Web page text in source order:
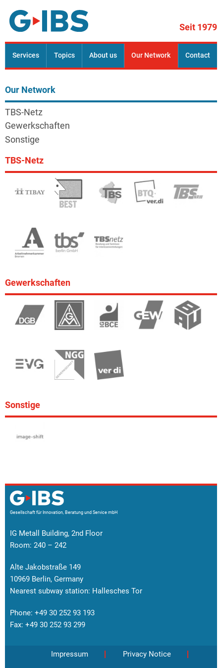
Seit 1979
G.IBS mbH
Wir beraten Betriebs- und Personalräte
Services Topics About us Our Network Contact
Our Network
TBS-Netz
Gewerkschaften
Sonstige
TBS-Netz
Gewerkschaften
Sonstige
Gesellschaft für Innovation, Beratung und Service mbH
IG Metall Building, 2nd Floor
Room: 240 – 242
Alte Jakobstraße 149
10969 Berlin, Germany
Nearest subway station: Hallesches Tor
Phone: +49 30 252 93 193
Fax: +49 30 252 93 299
Impressum
Privacy Notice